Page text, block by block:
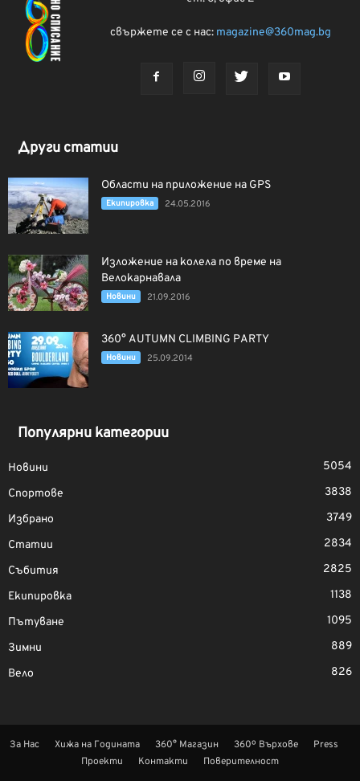
свържете се с нас: magazine@360mag.bg
Други статии
Области на приложение на GPS
Екипировка 24.05.2016
Изложение на колела по време на
Велокарнавала
Новини 21.09.2016
360° AUTUMN CLIMBING PARTY
Новини 25.09.2014
Популярни категории
Новини
5054
Спортове
3838
Избрано
3749
Статии
2834
Събития
2825
Екипировка
1138
Пътуване
1095
Зимни
889
Вело
826
За Нас Хижа на Годината 360° Магазин 360º Върхове
Press
Проекти
Контакти Поверителност